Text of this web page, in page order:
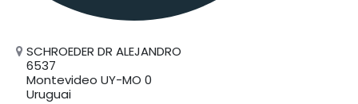
SCHROEDER DR ALEJANDRO
6537
Montevideo UY-MO 0
Uruguai